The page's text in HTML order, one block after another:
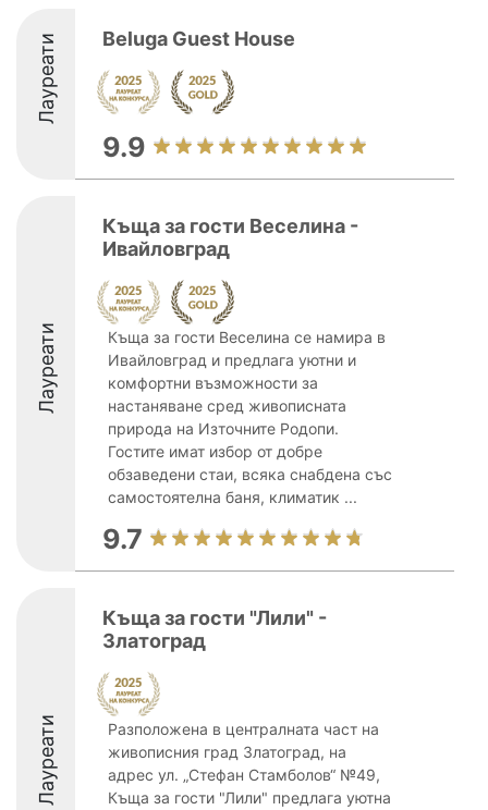
Лауреати Beluga Guest House
9.9
Лауреати
Къща за гости Веселина -
Ивайловград
Къща за гости Веселина се намира в
Ивайловград и предлага уютни и
комфортни възможности за
настаняване сред живописната
природа на Източните Родопи.
Гостите имат избор от добре
обзаведени стаи, всяка снабдена със
самостоятелна баня, климатик ...
9.7
Лауреати
Къща за гости "Лили" -
Златоград
Разположена в централната част на
живописния град Златоград, на
адрес ул. „Стефан Стамболов“ №49,
Къща за гости "Лили" предлага уютна